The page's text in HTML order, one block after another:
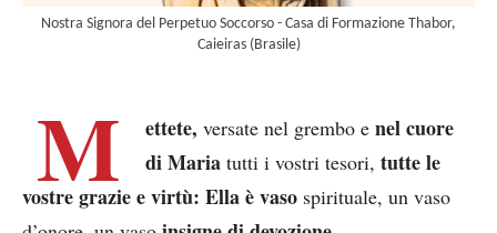
Nostra Signora del Perpetuo Soccorso - Casa di Formazione Thabor,
Caieiras (Brasile)
M ettete, versate nel grembo e nel cuore
di Maria tutti i vostri tesori, tutte le
vostre grazie e virtù: Ella è vaso spirituale, un vaso